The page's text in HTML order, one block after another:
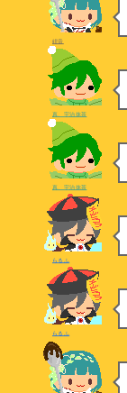
紺音
真、宇治抹茶
真、宇治抹茶
らるふ
らるふ